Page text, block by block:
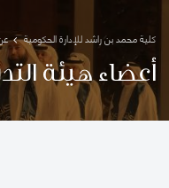
كلية محمد بن راشد للإدارة الحكومية
أعضاء هيئة